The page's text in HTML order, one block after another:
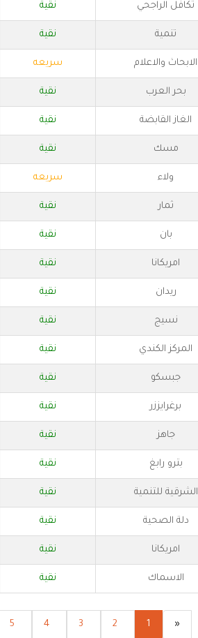
تكافل الراجحي نقية
تنمية نقية
الابحاث والاعلام سريعه
بحر العرب نقية
الغاز القابضة نقية
مسك نقية
ولاء سريعه
ثمار نقية
بان نقية
امريكانا نقية
ريدان نقية
نسيج نقية
المركز الكندي نقية
جبسكو نقية
برغرايززر نقية
جاهز نقية
بترو رابغ نقية
الشرقية للتنمية نقية
دلة الصحية نقية
امريكانا نقية
الاسماك نقية
«
1
2
3
4
5